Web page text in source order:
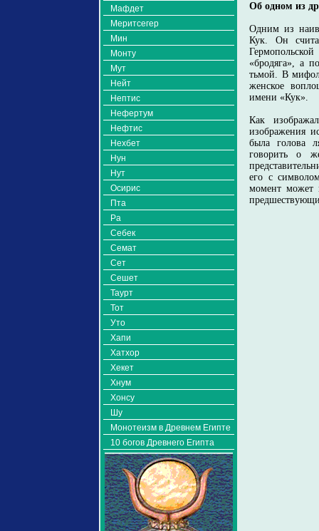
Мафдет
Меритсегер
Мин
Монту
Мут
Нейт
Нептис
Нефертум
Нефтис
Нехбет
Нун
Нут
Осирис
Пта
Ра
Себек
Семат
Сет
Сешет
Таурт
Тот
Уто
Хапи
Хатхор
Хекет
Хнум
Хонсу
Шу
Монотеизм в Древнем Египте
10 богов Древнего Египта
Об одном из
Одним из
Кук. Он
«бродяга», а
тьмой. В
женское
имени «Кук».
Как
изображения
была голова
говорить о
его с
момент может